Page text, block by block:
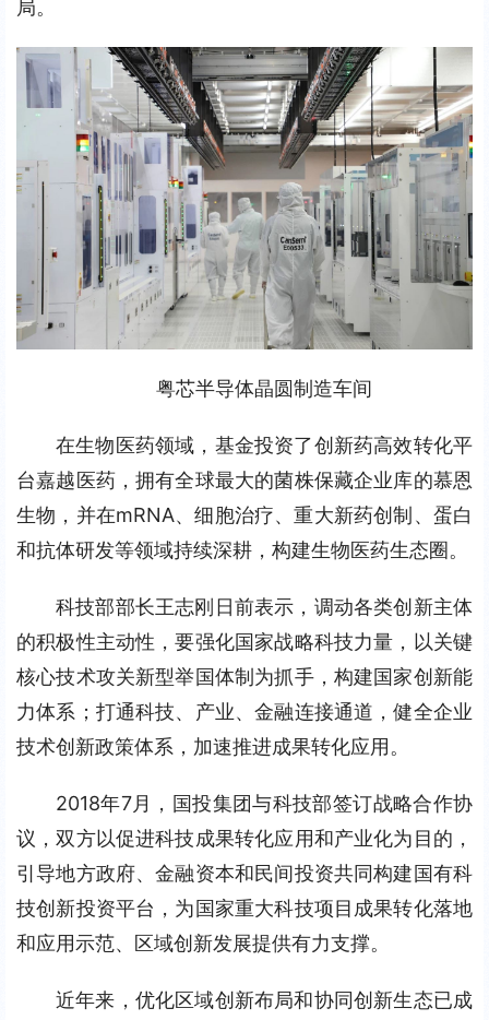
局。
粤芯半导体晶圆制造车间
在生物医药领域，基金投资了创新药高效转化平
台嘉越医药，拥有全球最大的菌株保藏企业库的慕恩
生物，并在mRNA、细胞治疗、重大新药创制、蛋白
和抗体研发等领域持续深耕，构建生物医药生态圈。
科技部部长王志刚日前表示，调动各类创新主体
的积极性主动性，要强化国家战略科技力量，以关键
核心技术攻关新型举国体制为抓手，构建国家创新能
力体系；打通科技、产业、金融连接通道，健全企业
技术创新政策体系，加速推进成果转化应用。
2018年7月，国投集团与科技部签订战略合作协
议，双方以促进科技成果转化应用和产业化为目的，
引导地方政府、金融资本和民间投资共同构建国有科
技创新投资平台，为国家重大科技项目成果转化落地
和应用示范、区域创新发展提供有力支撑。
近年来，优化区域创新布局和协同创新生态已成